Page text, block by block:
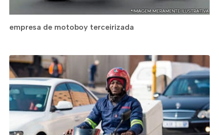
empresa de motoboy terceirizada